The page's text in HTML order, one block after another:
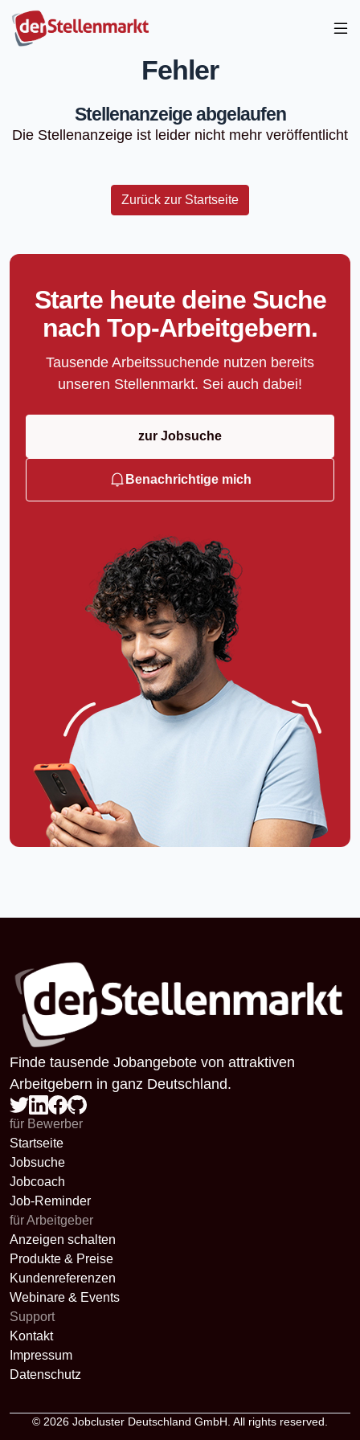
Fehler
Stellenanzeige abgelaufen
Die Stellenanzeige ist leider nicht mehr veröffentlicht
Zurück zur Startseite
Starte heute deine Suche
nach Top-Arbeitgebern.
Tausende Arbeitssuchende nutzen bereits
unseren Stellenmarkt. Sei auch dabei!
zur Jobsuche
Benachrichtige mich
Finde tausende Jobangebote von attraktiven
Arbeitgebern in ganz Deutschland.
für Bewerber
Startseite
Jobsuche
Jobcoach
Job-Reminder
für Arbeitgeber
Anzeigen schalten
Produkte & Preise
Kundenreferenzen
Webinare & Events
Support
Kontakt
Impressum
Datenschutz
© 2026 Jobcluster Deutschland GmbH. All rights reserved.